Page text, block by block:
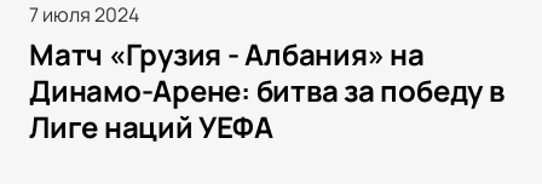
7 июля 2024
Матч «Грузия - Албания» на
Динамо-Арене: битва за победу в
Лиге наций УЕФА